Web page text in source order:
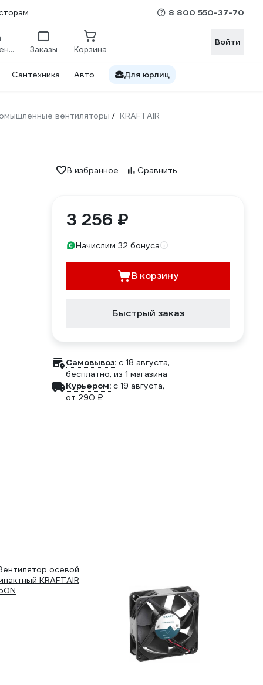
8 800 550-37-70
Сравнение Заказы Корзина
Войти
Сантехника Авто Для юрлиц
вентиляторы / KRAFTAIR
В избранное Сравнить
3 256 ₽
Начислим 32 бонуса
В корзину
Быстрый заказ
Самовывоз: c 18 августа,
бесплатно, из 1 магазина
Курьером: c 19 августа,
от 290 ₽